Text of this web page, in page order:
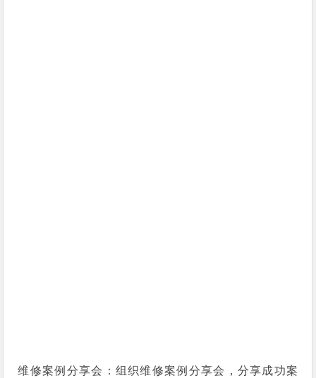
维修案例分享会：组织维修案例分享会，分享成功案